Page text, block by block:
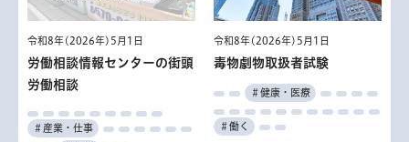
令和8年(2026年)5月1日
労働相談情報センターの街頭
労働相談
＃産業・仕事
令和8年(2026年)5月1日
毒物劇物取扱者試験
＃健康・医療
＃働く